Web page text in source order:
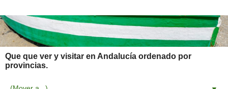
Que que ver y visitar en Andalucía ordenado por
provincias.